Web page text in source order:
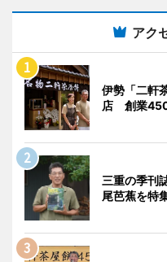
アク
伊勢「二軒
店 創業
三重の季刊
尾芭蕉を特